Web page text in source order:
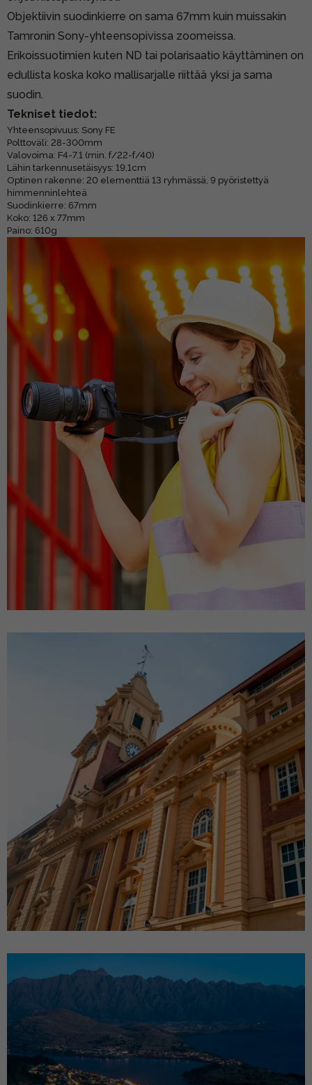
Objektiivin suodinkierre on sama 67mm kuin muissakin
Tamronin Sony-yhteensopivissa zoomeissa.
Erikoissuotimien kuten ND tai polarisaatio käyttäminen on
edullista koska koko mallisarjalle riittää yksi ja sama
suodin.
Tekniset tiedot:
Yhteensopivuus: Sony FE
Polttoväli: 28-300mm
Valovoima: F4-7.1 (min. f/22-f/40)
Lähin tarkennusetäisyys: 19,1cm
Optinen rakenne: 20 elementtiä 13 ryhmässä, 9 pyöristettyä
himmenninlehteä
Suodinkierre: 67mm
Koko: 126 x 77mm
Paino: 610g